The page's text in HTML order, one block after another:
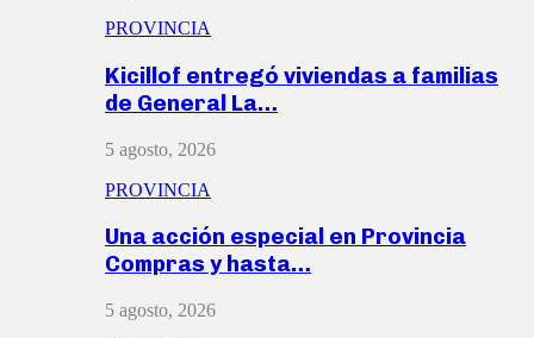
PROVINCIA
Kicillof entregó viviendas a familias
de General La…
5 agosto, 2026
PROVINCIA
Una acción especial en Provincia
Compras y hasta…
5 agosto, 2026